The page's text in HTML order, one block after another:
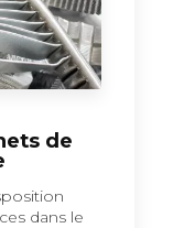
de
dans le